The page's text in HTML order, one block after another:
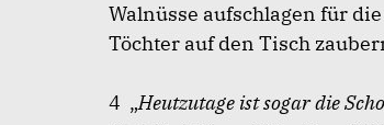
Walnüsse aufschlagen für
Töchter auf den Tisch
4 „Heutzutage ist sogar die